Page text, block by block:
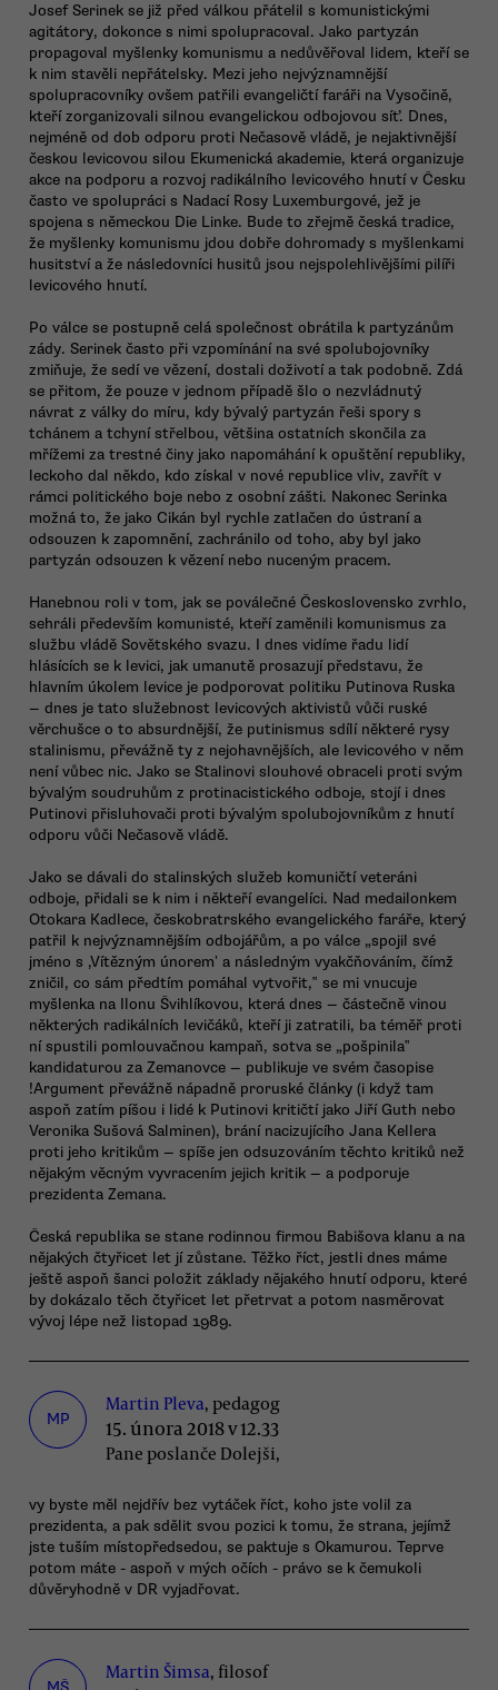
Josef Serinek se již před válkou přátelil s komunistickými
agitátory, dokonce s nimi spolupracoval. Jako partyzán
propagoval myšlenky komunismu a nedůvěřoval lidem, kteří se
k nim stavěli nepřátelsky. Mezi jeho nejvýznamnější
spolupracovníky ovšem patřili evangeličtí faráři na Vysočině,
kteří zorganizovali silnou evangelickou odbojovou síť. Dnes,
nejméně od dob odporu proti Nečasově vládě, je nejaktivnější
českou levicovou silou Ekumenická akademie, která organizuje
akce na podporu a rozvoj radikálního levicového hnutí v Česku
často ve spolupráci s Nadací Rosy Luxemburgové, jež je
spojena s německou Die Linke. Bude to zřejmě česká tradice,
že myšlenky komunismu jdou dobře dohromady s myšlenkami
husitství a že následovníci husitů jsou nejspolehlivějšími pilíři
levicového hnutí.
Po válce se postupně celá společnost obrátila k partyzánům
zády. Serinek často při vzpomínání na své spolubojovníky
zmiňuje, že sedí ve vězení, dostali doživotí a tak podobně. Zdá
se přitom, že pouze v jednom případě šlo o nezvládnutý
návrat z války do míru, kdy bývalý partyzán řeši spory s
tchánem a tchyní střelbou, většina ostatních skončila za
mřížemi za trestné činy jako napomáhání k opuštění republiky,
leckoho dal někdo, kdo získal v nové republice vliv, zavřít v
rámci politického boje nebo z osobní zášti. Nakonec Serinka
možná to, že jako Cikán byl rychle zatlačen do ústraní a
odsouzen k zapomnění, zachránilo od toho, aby byl jako
partyzán odsouzen k vězení nebo nuceným pracem.
Hanebnou roli v tom, jak se poválečné Československo zvrhlo,
sehráli především komunisté, kteří zaměnili komunismus za
službu vládě Sovětského svazu. I dnes vidíme řadu lidí
hlásících se k levici, jak umanutě prosazují představu, že
hlavním úkolem levice je podporovat politiku Putinova Ruska
— dnes je tato služebnost levicových aktivistů vůči ruské
věrchušce o to absurdnější, že putinismus sdílí některé rysy
stalinismu, převážně ty z nejohavnějších, ale levicového v něm
není vůbec nic. Jako se Stalinovi slouhové obraceli proti svým
bývalým soudruhům z protinacistického odboje, stojí i dnes
Putinovi přisluhovači proti bývalým spolubojovníkům z hnutí
odporu vůči Nečasově vládě.
Jako se dávali do stalinských služeb komuničtí veteráni
odboje, přidali se k nim i někteří evangelíci. Nad medailonkem
Otokara Kadlece, českobratrského evangelického faráře, který
patřil k nejvýznamnějším odbojářům, a po válce „spojil své
jméno s ‚Vítězným únorem‛ a následným vyakčňováním, čímž
zničil, co sám předtím pomáhal vytvořit,‟ se mi vnucuje
myšlenka na Ilonu Švihlíkovou, která dnes — částečně vinou
některých radikálních levičáků, kteří ji zatratili, ba téměř proti
ní spustili pomlouvačnou kampaň, sotva se „pošpinila‟
kandidaturou za Zemanovce — publikuje ve svém časopise
!Argument převážně nápadně proruské články (i když tam
aspoň zatím píšou i lidé k Putinovi kritičtí jako Jiří Guth nebo
Veronika Sušová Salminen), brání nacizujícího Jana Kellera
proti jeho kritikům — spíše jen odsuzováním těchto kritiků než
nějakým věcným vyvracením jejich kritik — a podporuje
prezidenta Zemana.
Česká republika se stane rodinnou firmou Babišova klanu a na
nějakých čtyřicet let jí zůstane. Těžko říct, jestli dnes máme
ještě aspoň šanci položit základy nějakého hnutí odporu, které
by dokázalo těch čtyřicet let přetrvat a potom nasměrovat
vývoj lépe než listopad 1989.
MP
Martin Pleva, pedagog
15. února 2018 v 12.33
Pane poslanče Dolejši,
vy byste měl nejdřív bez vytáček říct, koho jste volil za
prezidenta, a pak sdělit svou pozici k tomu, že strana, jejímž
jste tuším místopředsedou, se paktuje s Okamurou. Teprve
potom máte - aspoň v mých očích - právo se k čemukoli
důvěryhodně v DR vyjadřovat.
Martin Šimsa, filosof